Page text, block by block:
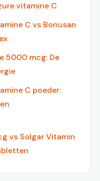
vitamine C
C vs Bonusan
5000 mcg: De
C poeder:
vs Solgar Vitamin